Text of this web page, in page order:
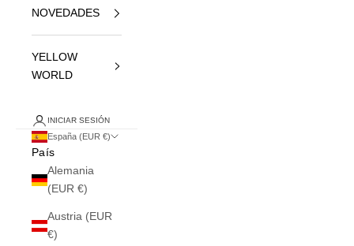
NOVEDADES
YELLOW
WORLD
INICIAR SESIÓN
España (EUR €)
País
Alemania
(EUR €)
Austria (EUR
€)